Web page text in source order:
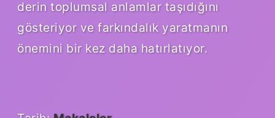
derin toplumsal anlamlar taşıdığını
gösteriyor ve farkındalık yaratmanın
önemini bir kez daha hatırlatıyor.